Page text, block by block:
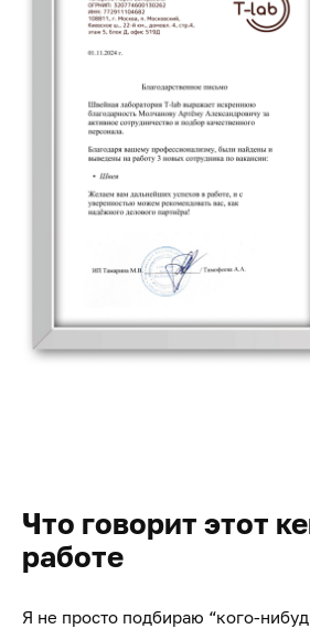
Что говорит этот
работе
Я не просто подбираю “кого-